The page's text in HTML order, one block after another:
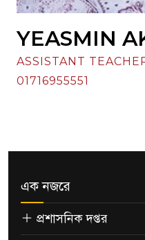
YEASMIN
ASSISTANT
01716955551
এক নজরে
প্রশাসনিক দপ্তর